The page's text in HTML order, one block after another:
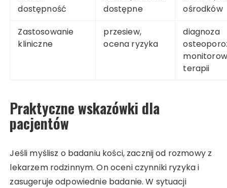
dostępność
dostępne
ośrodków
Zastosowanie
kliniczne
przesiew,
ocena ryzyka
diagnoza
terapii
Praktyczne wskazówki dla
pacjentów
Jeśli myślisz o badaniu kości, zacznij od rozmowy z
lekarzem rodzinnym. On oceni czynniki ryzyka i
zasugeruje odpowiednie badanie. W sytuacji